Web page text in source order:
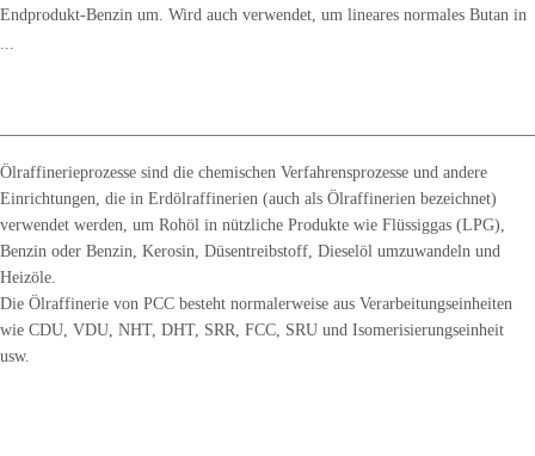
Endprodukt-Benzin um. Wird auch verwendet, um lineares normales Butan in
...
Ölraffinerieprozesse sind die chemischen Verfahrensprozesse und andere
Einrichtungen, die in Erdölraffinerien (auch als Ölraffinerien bezeichnet)
verwendet werden, um Rohöl in nützliche Produkte wie Flüssiggas (LPG),
Benzin oder Benzin, Kerosin, Düsentreibstoff, Dieselöl umzuwandeln und
Heizöle.
Die Ölraffinerie von PCC besteht normalerweise aus Verarbeitungseinheiten
wie CDU, VDU, NHT, DHT, SRR, FCC, SRU und Isomerisierungseinheit
usw.